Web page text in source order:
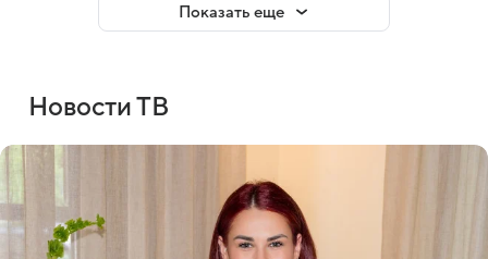
Показать еще
Новости ТВ